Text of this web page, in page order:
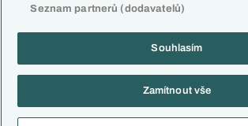
Copyright © 2001-2026 EuroFotbal.cz. Využíváme
Informace o zpracování osobních
Seznam partnerů (dodavatelů)
Souhlasím
Zamítnout vše